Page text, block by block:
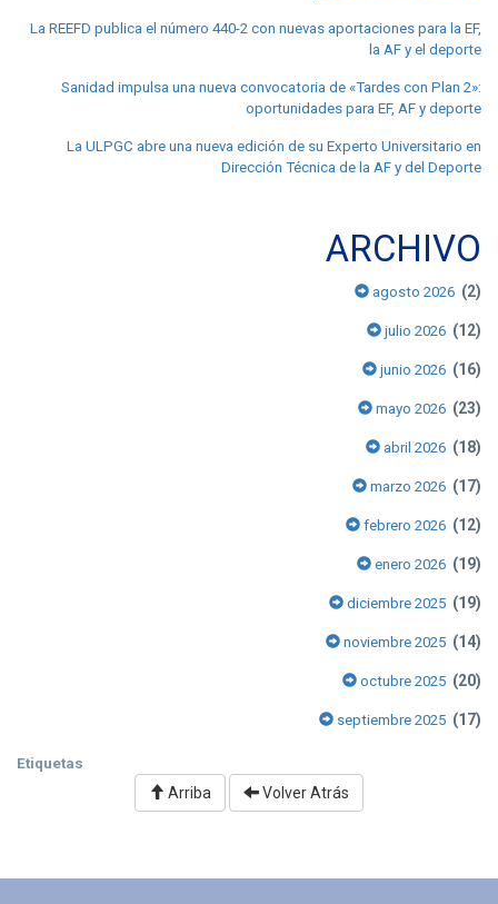
La REEFD publica el número 440-2 con nuevas aportaciones para la EF,
la AF y el deporte
Sanidad impulsa una nueva convocatoria de «Tardes con Plan 2»:
oportunidades para EF, AF y deporte
La ULPGC abre una nueva edición de su Experto Universitario en
Dirección Técnica de la AF y del Deporte
ARCHIVO
agosto 2026 (2)
julio 2026 (12)
junio 2026 (16)
mayo 2026 (23)
abril 2026 (18)
marzo 2026 (17)
febrero 2026 (12)
enero 2026 (19)
diciembre 2025 (19)
noviembre 2025 (14)
octubre 2025 (20)
septiembre 2025 (17)
Etiquetas
Arriba Volver Atrás